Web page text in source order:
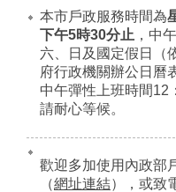
本市戶政服務時間為
下午5時30分止 ，中
六、日及國定假日（
府行政機關辦公日曆
中午彈性上班時間12
請耐心等候。
歡迎多加使用內政部
（網址連結），或致